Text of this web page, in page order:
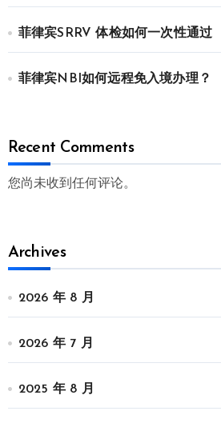
菲律宾SRRV 体检如何一次性通过
菲律宾NBI如何远程免入境办理？
Recent Comments
您尚未收到任何评论。
Archives
2026 年 8 月
2026 年 7 月
2025 年 8 月